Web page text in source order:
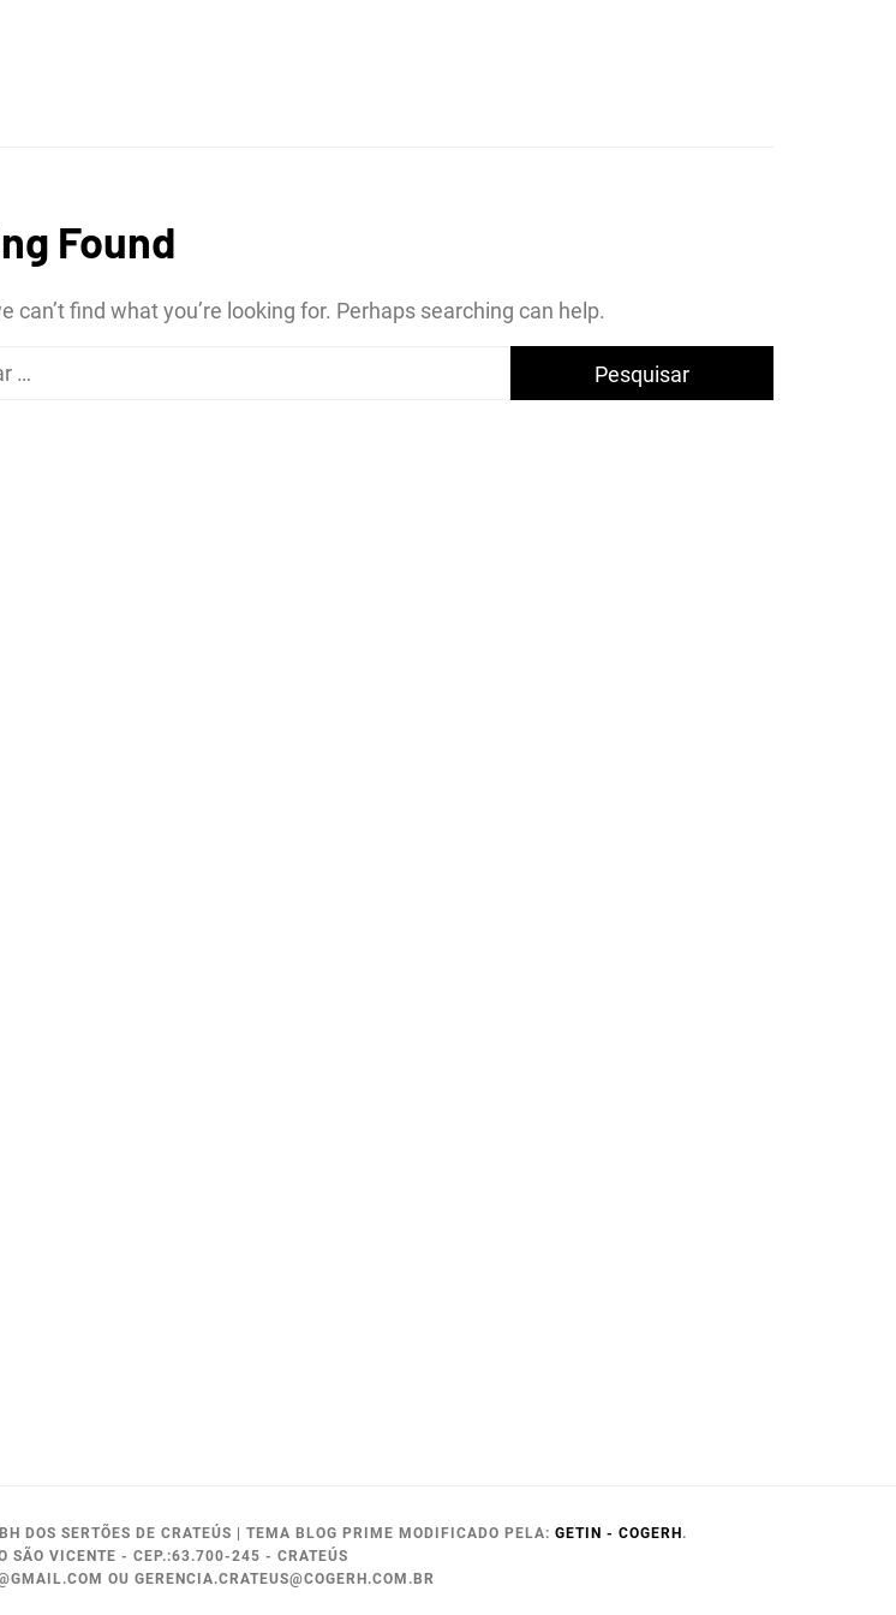
DOS
DE
Found
can’t find what you’re looking for. Perhaps searching can help.
DOS SERTÕES DE CRATEÚS | TEMA BLOG PRIME MODIFICADO PELA: GETIN - COGERH.
SÃO VICENTE - CEP.:63.700-245 - CRATEÚS
OU GERENCIA.CRATEUS@COGERH.COM.BR